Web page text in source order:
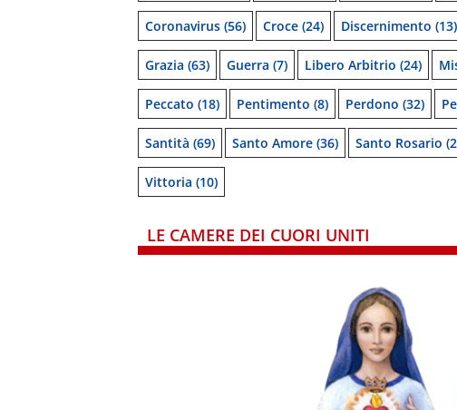
Coronavirus (56) Croce (24) Discernimento (13)
Grazia (63) Guerra (7) Libero Arbitrio (24)
Peccato (18) Pentimento (8) Perdono (32)
Santità (69) Santo Amore (36) Santo Rosario
Vittoria (10)
LE CAMERE DEI CUORI UNITI